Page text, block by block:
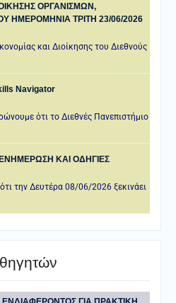
ΟΡΓΑΝΙΣΜΩΝ,
ΗΜΕΡΟΜΗΝΙΑ TΡΙΤΗ 23/06/2026
και Διοίκησης του Διεθνούς
Navigator
ότι το Διεθνές Πανεπιστήμιο
ΕΝΗΜΕΡΩΣΗ ΚΑΙ ΟΔΗΓΙΕΣ
την Δευτέρα 08/06/2026 ξεκινάει